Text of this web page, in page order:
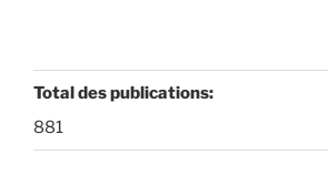
Total des publications:
881